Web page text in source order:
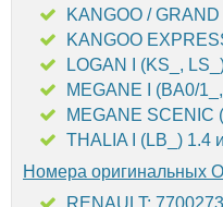
KANGOO /
KANGOO
LOGAN I (KS_,
MEGANE I (BA0/
MEGANE SCENIC
THALIA I (LB_) 1.4
Номера оригинальных
RENAULT: